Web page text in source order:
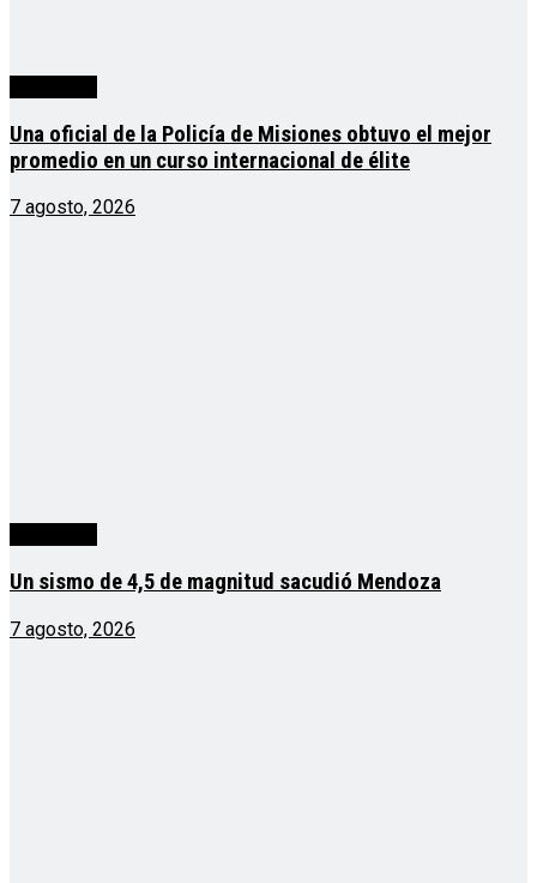
Una oficial de la Policía de Misiones obtuvo el mejor
promedio en un curso internacional de élite
7 agosto, 2026
Un sismo de 4,5 de magnitud sacudió Mendoza
7 agosto, 2026